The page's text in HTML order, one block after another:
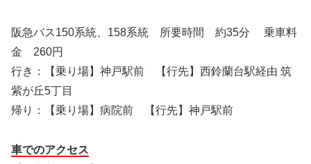
阪急バス150系統、158系統 所要時間 約35分 乗車料
金 260円
行き：【乗り場】神戸駅前 【行先】西鈴蘭台駅経由 筑
紫が丘5丁目
帰り：【乗り場】病院前 【行先】神戸駅前
車でのアクセス